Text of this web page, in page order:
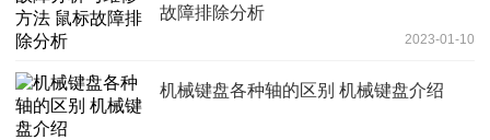
故障排除分析
2023-01-10
机械键盘各种轴的区别 机械键盘介绍